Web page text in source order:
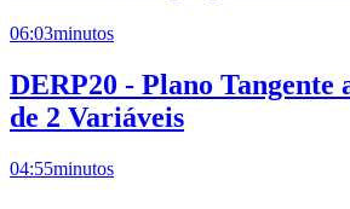
06:03minutos
DERP20 - Plano Tangente
de 2 Variáveis
04:55minutos